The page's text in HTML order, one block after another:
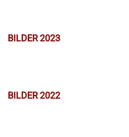
BILDER 2023
BILDER 2022